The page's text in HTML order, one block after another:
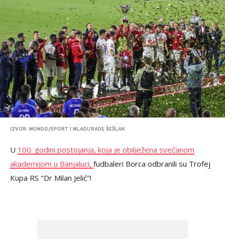
IZVOR: MONDO/SPORT I MLADI/RADE ŠEŠLAK
U 100. godini postojanja, koja je obilježena svečanom
akademijom u Banjaluci, fudbaleri Borca odbranili su Trofej
Kupa RS "Dr Milan Jelić"!